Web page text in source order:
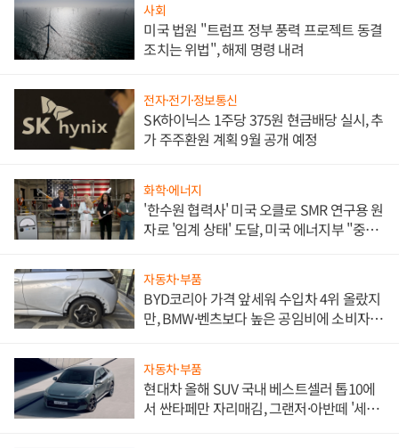
사회
미국 법원 "트럼프 정부 풍력 프로젝트 동결
조치는 위법", 해제 명령 내려
전자·전기·정보통신
SK하이닉스 1주당 375원 현금배당 실시, 추
가 주주환원 계획 9월 공개 예정
화학·에너지
'한수원 협력사' 미국 오클로 SMR 연구용 원
자로 '임계 상태' 도달, 미국 에너지부 "중요
자동차·부품
BYD코리아 가격 앞세워 수입차 4위 올랐지
만, BMW·벤츠보다 높은 공임비에 소비자
자동차·부품
현대차 올해 SUV 국내 베스트셀러 톱10에
서 싼타페만 자리매김, 그랜저·아반떼 '세단